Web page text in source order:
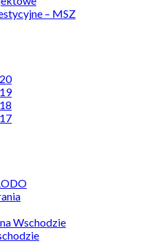
– MSZ
Wschodzie